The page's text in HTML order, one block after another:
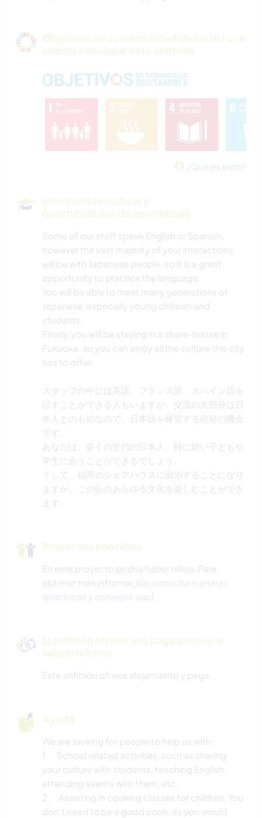
Objetivos de sostenibilidad de las NU que
intenta conseguir este anfitrión
¿Que es esto?
Intercambio cultural y
oportunidades de aprendizaje
Some of our staff speak English or Spanish,
however the vast majority of your interactions
will be with Japanese people, so it is a great
opportunity to practice the language.
You will be able to meet many generations of
Japanese, especially young children and
students.
Finally, you will be staying in a share-house in
Fukuoka, so you can enjoy all the culture this city
has to offer.
スタッフの中には英語、フランス語、スペイン語を
話すことができる人もいますが、交流の大部分は日
本人とのものなので、日本語を練習する絶好の機会
です。
あなたは、多くの世代の日本人、特に幼い子どもや
学生に会うことができるでしょう。
そして、福岡のシェアハウスに宿泊することになり
ますが、この街のあらゆる文化を楽しむことができ
ます。
Proyectos con niños
En este proyecto podría haber niños. Para
obtener más información, consulta nuestras
directrices y consejos aquí
El anfitrión ofrece una paga acorde al
salario mínimo
Este anfitrión ofrece alojamiento y paga.
Ayuda
We are looking for people to help us with:
1. School related activities, such as sharing
your culture with students, teaching English,
attending events with them, etc.
2. Assisting in cooking classes for children. You
don’t need to be a good cook, as you would